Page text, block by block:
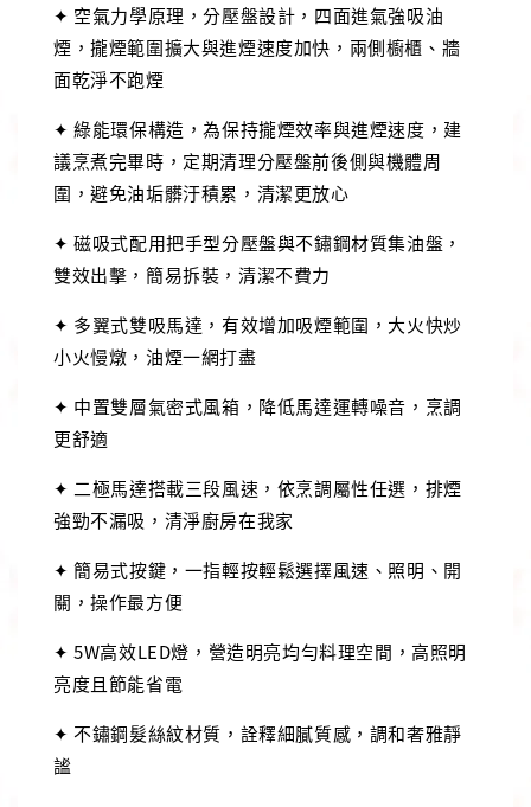
✦ 空氣力學原理，分壓盤設計，四面進氣強吸油
煙，攏煙範圍擴大與進煙速度加快，兩側櫥櫃、牆
面乾淨不跑煙
✦ 綠能環保構造，為保持攏煙效率與進煙速度，建
議烹煮完畢時，定期清理分壓盤前後側與機體周
圍，避免油垢髒汙積累，清潔更放心
✦ 磁吸式配用把手型分壓盤與不鏽鋼材質集油盤，
雙效出擊，簡易拆裝，清潔不費力
✦ 多翼式雙吸馬達，有效增加吸煙範圍，大火快炒
小火慢燉，油煙一網打盡
✦ 中置雙層氣密式風箱，降低馬達運轉噪音，烹調
更舒適
✦ 二極馬達搭載三段風速，依烹調屬性任選，排煙
強勁不漏吸，清淨廚房在我家
✦ 簡易式按鍵，一指輕按輕鬆選擇風速、照明、開
關，操作最方便
✦ 5W高效LED燈，營造明亮均勻料理空間，高照明
亮度且節能省電
✦ 不鏽鋼髮絲紋材質，詮釋細膩質感，調和奢雅靜
謐